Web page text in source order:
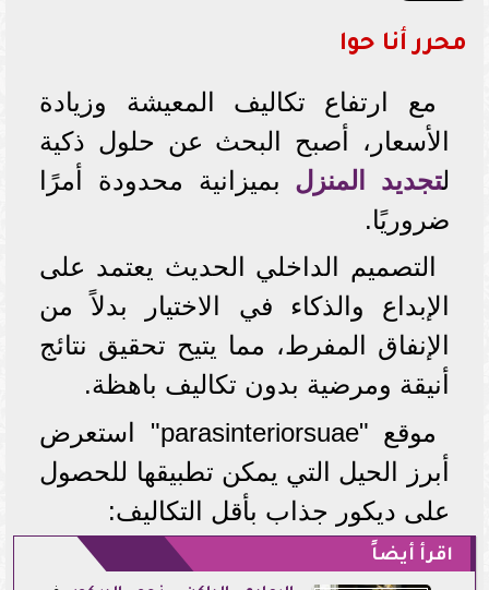
محرر أنا حوا
مع ارتفاع تكاليف المعيشة وزيادة
الأسعار، أصبح البحث عن حلول ذكية
لتجديد المنزل بميزانية محدودة أمرًا
ضروريًا.
التصميم الداخلي الحديث يعتمد على
الإبداع والذكاء في الاختيار بدلاً من
الإنفاق المفرط، مما يتيح تحقيق نتائج
أنيقة ومرضية بدون تكاليف باهظة.
موقع "parasinteriorsuae" استعرض
أبرز الحيل التي يمكن تطبيقها للحصول
على ديكور جذاب بأقل التكاليف:
اقرأ أيضاً